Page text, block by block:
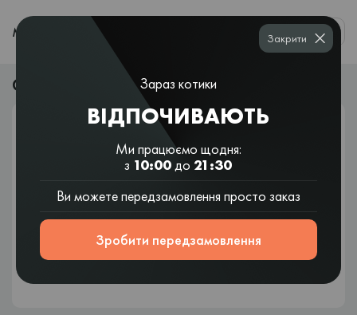
МЕНЮ 0
Суші та боули безкоштовно
Зараз котики
ВІДПОЧИВАЮТЬ
Ми працюємо щодня:
з 10:00до 21:30
Ви можете передзамовлення просто заказ
Зробити передзамовлення
Закрити